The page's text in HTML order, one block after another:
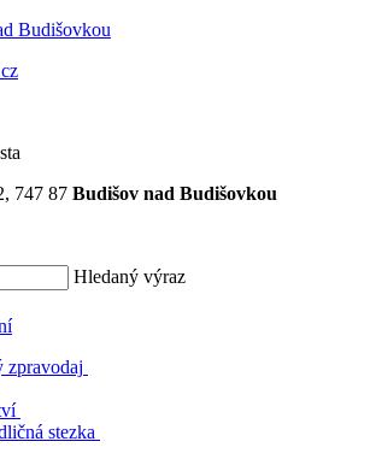
747 87 Budišov nad Budišovkou
Hledaný výraz
zpravodaj
stezka